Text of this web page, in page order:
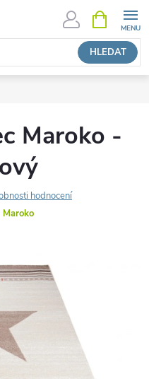
HLEDAT
NÁKUPNÍ
KOŠÍK
Maroko -
hodnocení
Maroko